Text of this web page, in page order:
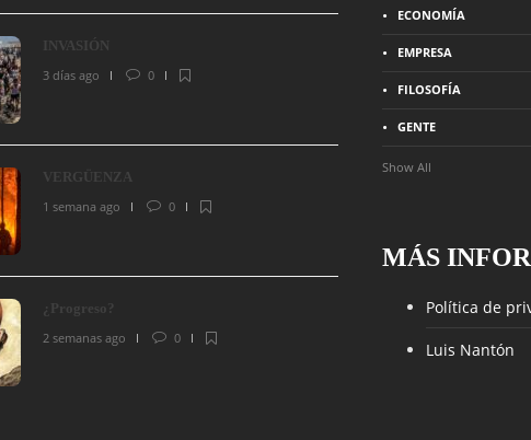
VERGÜENZA
INVASIÓN
3 días ago
0
VERGÜENZA
1 semana ago
0
¿Progreso?
2 semanas ago
0
ECONOMÍA
EMPRESA
FILOSOFÍA
GENTE
Show All
MÁS
Política de
Luis Nantón